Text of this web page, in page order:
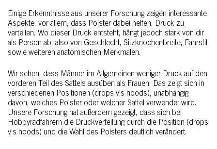
Einige Erkenntnisse aus unserer Forschung zeigen interessante
Aspekte, vor allem, dass Polster dabei helfen, Druck zu
verteilen. Wo dieser Druck entsteht, hängt jedoch stark von dir
als Person ab, also von Geschlecht, Sitzknochenbreite, Fahrstil
sowie weiteren anatomischen Merkmalen.
Wir sehen, dass Männer im Allgemeinen weniger Druck auf den
vorderen Teil des Sattels ausüben als Frauen. Das zeigt sich in
verschiedenen Positionen (drops v's hoods), unabhängig
davon, welches Polster oder welcher Sattel verwendet wird.
Unsere Forschung hat außerdem gezeigt, dass sich bei
Hobbyradfahrern die Druckverteilung durch die Position (drops
v's hoods) und die Wahl des Polsters deutlich verändert.